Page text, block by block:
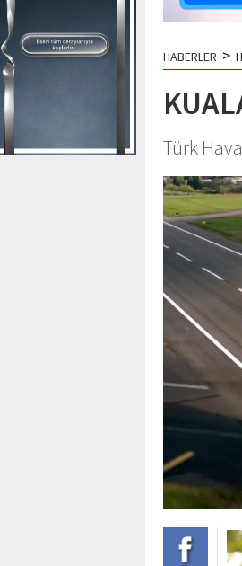
HABERLER >
Türk